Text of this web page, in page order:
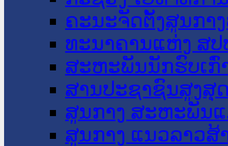
ຄະນະຈັດຕັ້ງສູນກາ
ທະນາຄານແຫ່ງ ສປ
ສະຫະພັນນັກຮົບເກົ່
ສານປະຊາຊົນສູງສຸ
ສູນກາງ ສະຫະພັນ
ສູນກາງ ແນວລາວສ້